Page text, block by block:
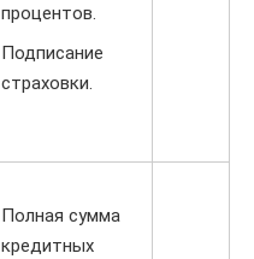
процентов.
Подписание
страховки.
Полная сумма
кредитных